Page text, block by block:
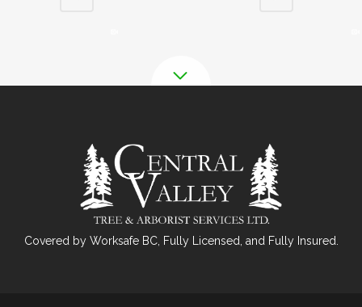
Covered by Worksafe BC, Fully Licensed, and Fully Insured.